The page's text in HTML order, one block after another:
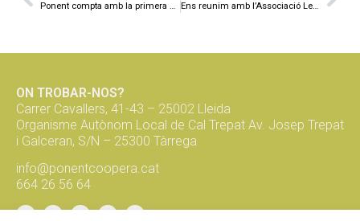
Ponent compta amb la primera diagnosi d’Economia Social i Solidària Ens reunim amb l’Associació Leader de Ponent per treballar en un projecte conjunt
ON TROBAR-NOS?
Carrer Cavallers, 41-43 – 25002 Lleida
Organisme Autònom Local de Cal Trepat Av. Josep Trepat
i Galceran, S/N – 25300 Tàrrega
info@ponentcoopera.cat
664 26 56 64